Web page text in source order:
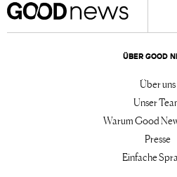
ÜBER GOOD
Über uns
Unser
Warum Good
Presse
Einfache